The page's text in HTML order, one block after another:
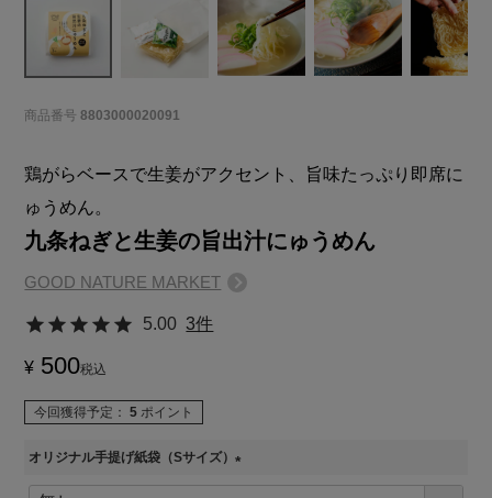
商品番号 8803000020091
鶏がらベースで生姜がアクセント、旨味たっぷり即席に
ゅうめん。
九条ねぎと生姜の旨出汁にゅうめん
GOOD NATURE MARKET
5.00 3件
¥ 500税込
今回獲得予定： 5 ポイント
オリジナル手提げ紙袋（Sサイズ）
(